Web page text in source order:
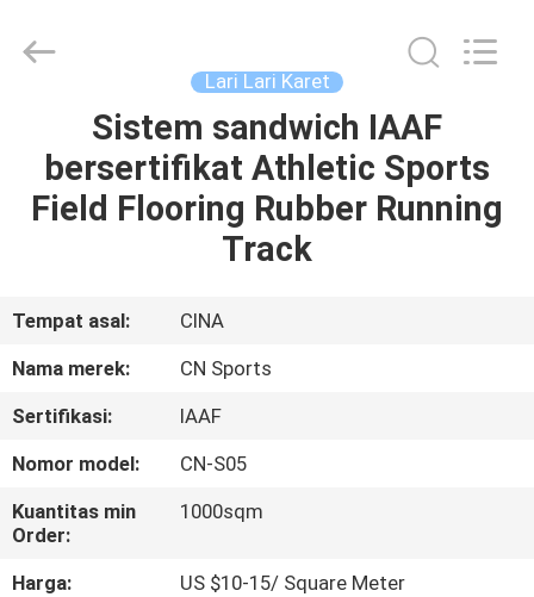
RUMAH
PRODUK
KAMI
PABRIK
KONTROL
KUALITAS
Materials
Lari Lari Karet
Sistem sandwich IAAF
bersertifikat Athletic Sports
Field Flooring Rubber Running
Track
Tempat asal:
CINA
Nama merek:
CN Sports
Sertifikasi:
IAAF
Nomor model:
CN-S05
Kuantitas min
Order:
1000sqm
Harga:
US $10-15/ Square Meter